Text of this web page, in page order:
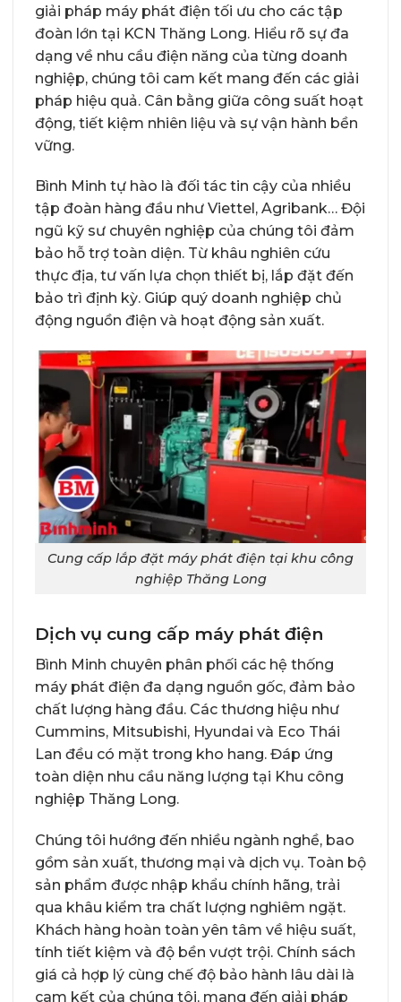
giải pháp máy phát điện tối ưu cho các tập
đoàn lớn tại KCN Thăng Long. Hiểu rõ sự đa
dạng về nhu cầu điện năng của từng doanh
nghiệp, chúng tôi cam kết mang đến các giải
pháp hiệu quả. Cân bằng giữa công suất hoạt
động, tiết kiệm nhiên liệu và sự vận hành bền
vững.
Bình Minh tự hào là đối tác tin cậy của nhiều
tập đoàn hàng đầu như Viettel, Agribank… Đội
ngũ kỹ sư chuyên nghiệp của chúng tôi đảm
bảo hỗ trợ toàn diện. Từ khâu nghiên cứu
thực địa, tư vấn lựa chọn thiết bị, lắp đặt đến
bảo trì định kỳ. Giúp quý doanh nghiệp chủ
động nguồn điện và hoạt động sản xuất.
Cung cấp lắp đặt máy phát điện tại khu công
nghiệp Thăng Long
Dịch vụ cung cấp máy phát điện
Bình Minh chuyên phân phối các hệ thống
máy phát điện đa dạng nguồn gốc, đảm bảo
chất lượng hàng đầu. Các thương hiệu như
Cummins, Mitsubishi, Hyundai và Eco Thái
Lan đều có mặt trong kho hang. Đáp ứng
toàn diện nhu cầu năng lượng tại Khu công
nghiệp Thăng Long.
Chúng tôi hướng đến nhiều ngành nghề, bao
gồm sản xuất, thương mại và dịch vụ. Toàn bộ
sản phẩm được nhập khẩu chính hãng, trải
qua khâu kiểm tra chất lượng nghiêm ngặt.
Khách hàng hoàn toàn yên tâm về hiệu suất,
tính tiết kiệm và độ bền vượt trội. Chính sách
giá cả hợp lý cùng chế độ bảo hành lâu dài là
cam kết của chúng tôi, mang đến giải pháp